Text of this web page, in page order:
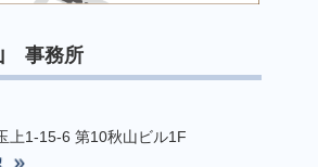
事務所
上1-15-6 第10秋山ビル1F